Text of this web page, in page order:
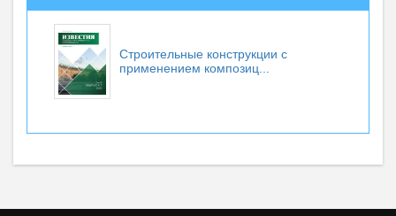
Строительные конструкции с
применением композиц...